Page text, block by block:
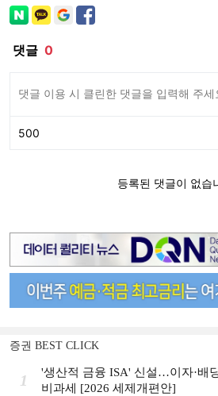
증권 BEST CLICK
1
'생산적 금융 ISA' 신설…이자·배
비과세 [2026 세제개편안]